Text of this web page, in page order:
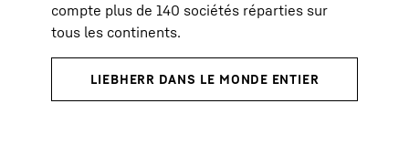
compte plus de 140 sociétés réparties sur
tous les continents.